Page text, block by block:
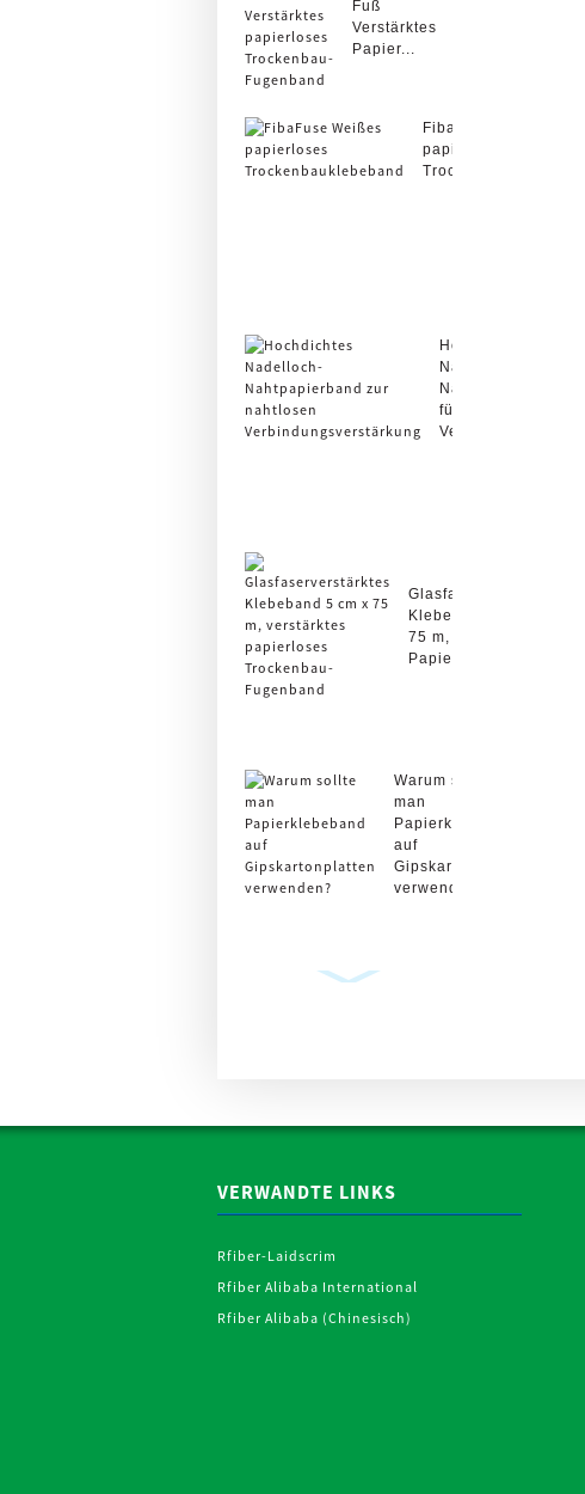
Fuß
Verstärktes
Papier...
FibaFuse Weißes
papierloses
Trockenbauklebeband
Hochdichtes
Nadelloch-
Nahtpapierband
für nahtlose
Verbindungen...
Glasfaserverstärktes
Klebeband 5 cm x
75 m, verstärktes
Papier...
Warum sollte
man
Papierklebeband
auf
Gipskartonplatten
verwenden?
Vliesgewebe für
Anwendungen...
VERWANDTE LINKS
Rfiber-Laidscrim
Rfiber Alibaba International
Rfiber Alibaba (Chinesisch)